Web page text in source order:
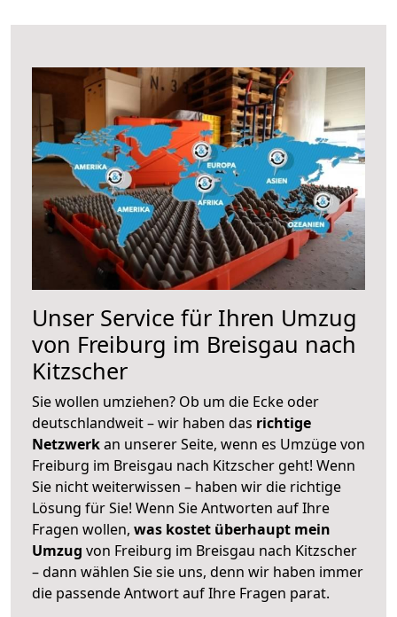
Unser Service für Ihren Umzug
von Freiburg im Breisgau nach
Kitzscher
Sie wollen umziehen? Ob um die Ecke oder
deutschlandweit – wir haben das richtige
Netzwerkan unserer Seite, wenn es Umzüge von
Freiburg im Breisgau nach Kitzscher geht! Wenn
Sie nicht weiterwissen – haben wir die richtige
Lösung für Sie! Wenn Sie Antworten auf Ihre
Fragen wollen, was kostet überhaupt mein
Umzug von Freiburg im Breisgau nach Kitzscher
– dann wählen Sie sie uns, denn wir haben immer
die passende Antwort auf Ihre Fragen parat.